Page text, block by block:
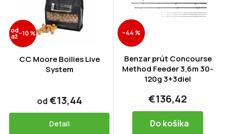
p
v
od
až–10 %
CC Moore Boilies Live
System
od €13,44
Detail
–44 %
Benzar prút Concourse
Method Feeder 3,6m 30-
120g 3+3diel
€136,42
Do košíka